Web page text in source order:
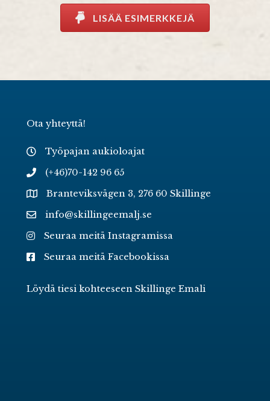
LISÄÄ ESIMERKKEJÄ
Ota yhteyttä!
Työpajan aukioloajat
(+46)70-142 96 65
Branteviksvägen 3, 276 60 Skillinge
info@skillingeemalj.se
Seuraa meitä Instagramissa
Seuraa meitä Facebookissa
Löydä tiesi kohteeseen Skillinge Emali